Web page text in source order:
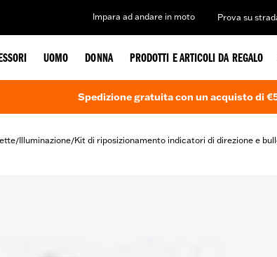
Impara ad andare in moto Prova su
UOMO DONNA PRODOTTI E ARTICOLI DA REGALO
Spedizione gratuita con un acquisto di
/Illuminazione/Kit di riposizionamento indicatori di direzione e